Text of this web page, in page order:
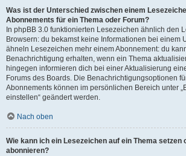
Was ist der Unterschied zwischen einem
Abonnements für ein Thema oder Forum?
In phpBB 3.0 funktionierten Lesezeichen ähnlich den
Browsern: du bekamst keine Informationen bei einem
ähneln Lesezeichen mehr einem Abonnement: du
Benachrichtigung erhalten, wenn ein Thema
hingegen informieren dich bei einer Aktualisierung
Forums des Boards. Die Benachrichtigungsoptionen
Abonnements können im persönlichen Bereich unter
einstellen“ geändert werden.
Nach oben
Wie kann ich ein Lesezeichen auf ein Thema setzen
abonnieren?